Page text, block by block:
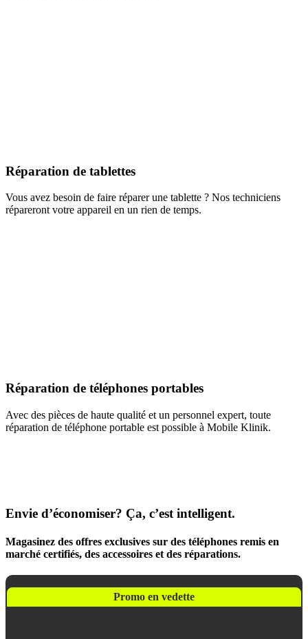
Réparation de tablettes
Vous avez besoin de faire réparer une tablette ? Nos techniciens
répareront votre appareil en un rien de temps.
Réparation de téléphones portables
Avec des pièces de haute qualité et un personnel expert, toute
réparation de téléphone portable est possible à Mobile Klinik.
Envie d’économiser? Ça, c’est intelligent.
Magasinez des offres exclusives sur des téléphones remis en
marché certifiés, des accessoires et des réparations.
Promo en vedette